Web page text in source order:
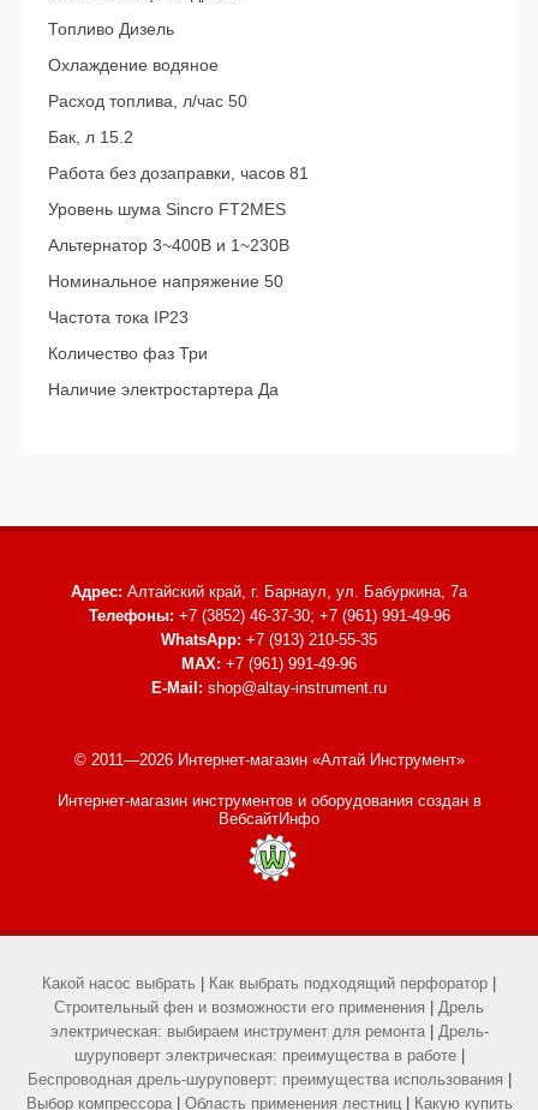
Топливо Дизель
Охлаждение водяное
Расход топлива, л/час 50
Бак, л 15.2
Работа без дозаправки, часов 81
Уровень шума Sincro FT2MES
Альтернатор 3~400В и 1~230В
Номинальное напряжение 50
Частота тока IP23
Количество фаз Три
Наличие электростартера Да
Адрес: Алтайский край, г. Барнаул, ул. Бабуркина, 7а
Телефоны: +7 (3852) 46-37-30; +7 (961) 991-49-96
WhatsApp: +7 (913) 210-55-35
MAX: +7 (961) 991-49-96
E-Mail: shop@altay-instrument.ru
© 2011—2026 Интернет-магазин «Алтай Инструмент»
Интернет-магазин инструментов и оборудованиясоздан в
ВебсайтИнфо
Какой насос выбрать Как выбрать подходящий перфоратор
Строительный фен и возможности его применения
Дрель
электрическая: выбираем инструмент для ремонта| Дрель-
шуруповерт электрическая: преимущества в работе|
Беспроводная дрель-шуруповерт: преимущества использования
Выбор компрессора| Область применения лестниц| Какую купить